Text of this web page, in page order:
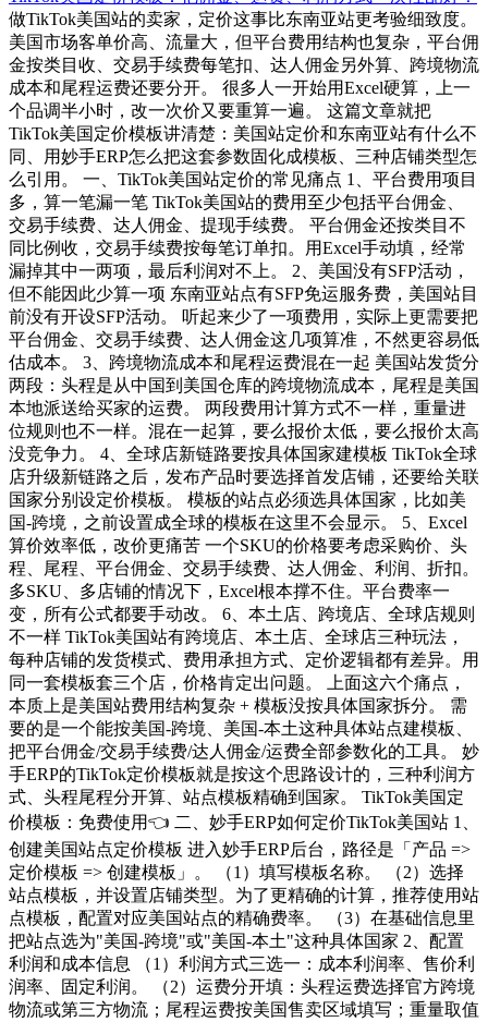
做TikTok美国站的卖家，定价这事比东南亚站更考验细致度。
美国市场客单价高、流量大，但平台费用结构也复杂，平台佣
金按类目收、交易手续费每笔扣、达人佣金另外算、跨境物流
成本和尾程运费还要分开。 很多人一开始用Excel硬算，上一
个品调半小时，改一次价又要重算一遍。 这篇文章就把
TikTok美国定价模板讲清楚：美国站定价和东南亚站有什么不
同、用妙手ERP怎么把这套参数固化成模板、三种店铺类型怎
么引用。 一、TikTok美国站定价的常见痛点 1、平台费用项目
多，算一笔漏一笔 TikTok美国站的费用至少包括平台佣金、
交易手续费、达人佣金、提现手续费。 平台佣金还按类目不
同比例收，交易手续费按每笔订单扣。用Excel手动填，经常
漏掉其中一两项，最后利润对不上。 2、美国没有SFP活动，
但不能因此少算一项 东南亚站点有SFP免运服务费，美国站目
前没有开设SFP活动。 听起来少了一项费用，实际上更需要把
平台佣金、交易手续费、达人佣金这几项算准，不然更容易低
估成本。 3、跨境物流成本和尾程运费混在一起 美国站发货分
两段：头程是从中国到美国仓库的跨境物流成本，尾程是美国
本地派送给买家的运费。 两段费用计算方式不一样，重量进
位规则也不一样。混在一起算，要么报价太低，要么报价太高
没竞争力。 4、全球店新链路要按具体国家建模板 TikTok全球
店升级新链路之后，发布产品时要选择首发店铺，还要给关联
国家分别设定价模板。 模板的站点必须选具体国家，比如美
国-跨境，之前设置成全球的模板在这里不会显示。 5、Excel
算价效率低，改价更痛苦 一个SKU的价格要考虑采购价、头
程、尾程、平台佣金、交易手续费、达人佣金、利润、折扣。
多SKU、多店铺的情况下，Excel根本撑不住。平台费率一
变，所有公式都要手动改。 6、本土店、跨境店、全球店规则
不一样 TikTok美国站有跨境店、本土店、全球店三种玩法，
每种店铺的发货模式、费用承担方式、定价逻辑都有差异。用
同一套模板套三个店，价格肯定出问题。 上面这六个痛点，
本质上是美国站费用结构复杂 + 模板没按具体国家拆分。 需
要的是一个能按美国-跨境、美国-本土这种具体站点建模板、
把平台佣金/交易手续费/达人佣金/运费全部参数化的工具。 妙
手ERP的TikTok定价模板就是按这个思路设计的，三种利润方
式、头程尾程分开算、站点模板精确到国家。 TikTok美国定
价模板：免费使用👈 二、妙手ERP如何定价TikTok美国站 1、
创建美国站点定价模板 进入妙手ERP后台，路径是「产品 =>
定价模板 => 创建模板」。 （1）填写模板名称。 （2）选择
站点模板，并设置店铺类型。为了更精确的计算，推荐使用站
点模板，配置对应美国站点的精确费率。 （3）在基础信息里
把站点选为"美国-跨境"或"美国-本土"这种具体国家 2、配置
利润和成本信息 （1）利润方式三选一：成本利润率、售价利
润率、固定利润。 （2）运费分开填：头程运费选择官方跨境
物流或第三方物流；尾程运费按美国售卖区域填写；重量取值